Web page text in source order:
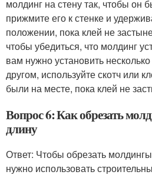
молдинг на стену так, чтобы он
прижмите его к стенке и
положении, пока клей не
чтобы убедиться, что молдинг
вам нужно установить
другом, используйте скотч или
были на месте, пока клей не
Вопрос 6: Как обрезать
длину
Ответ: Чтобы обрезать
нужно использовать